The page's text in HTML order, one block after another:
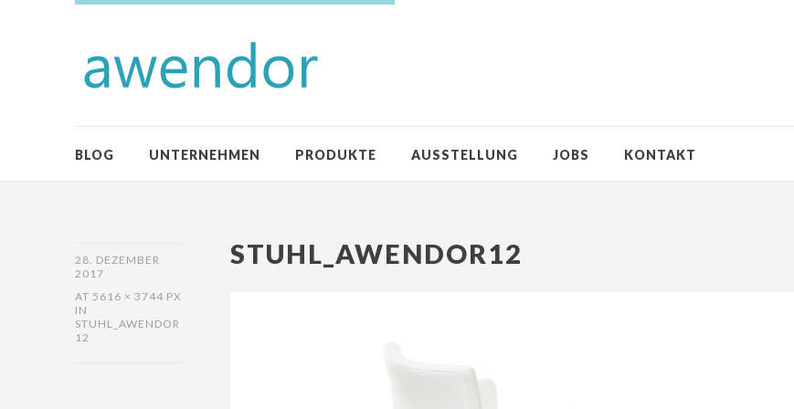
BLOG UNTERNEHMEN PRODUKTE AUSSTELLUNG JOBS KONTAKT
28. DEZEMBER
2017
AT 5616 × 3744 PX
IN
STUHL_AWENDOR
12
STUHL_AWENDOR12